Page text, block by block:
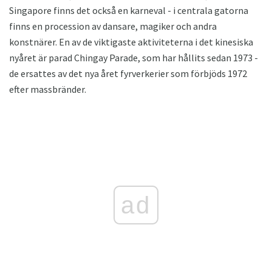
Singapore finns det också en karneval - i centrala gatorna
finns en procession av dansare, magiker och andra
konstnärer. En av de viktigaste aktiviteterna i det kinesiska
nyåret är parad Chingay Parade, som har hållits sedan 1973 -
de ersattes av det nya året fyrverkerier som förbjöds 1972
efter massbränder.
ad